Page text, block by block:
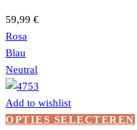
59,99 €
Rosa
Blau
Neutral
Add to wishlist
OPTIES SELECTEREN